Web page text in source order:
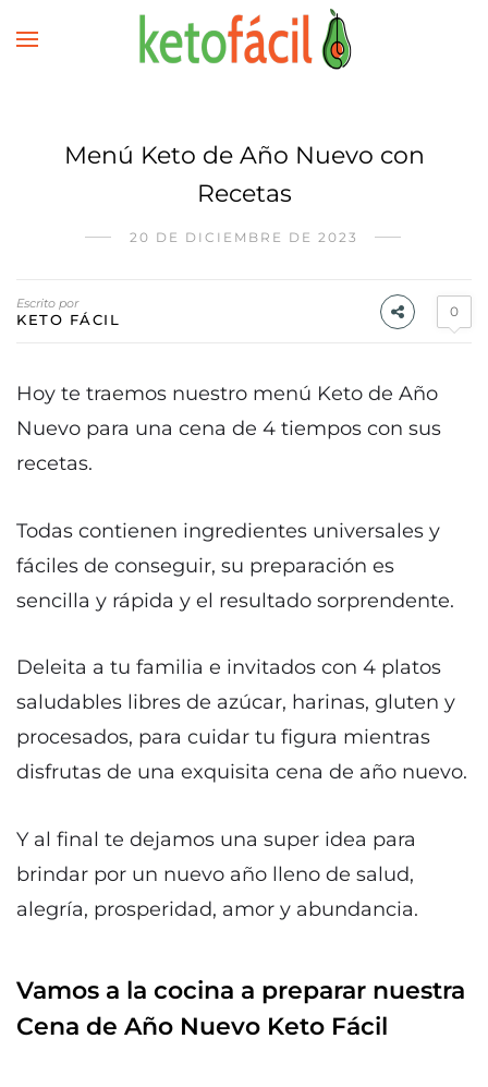
Menú Keto de Año Nuevo con
Recetas
20 DE DICIEMBRE DE 2023
Escrito por
KETO FÁCIL 0
Hoy te traemos nuestro menú Keto de Año
Nuevo para una cena de 4 tiempos con sus
recetas.
Todas contienen ingredientes universales y
fáciles de conseguir, su preparación es
sencilla y rápida y el resultado sorprendente.
Deleita a tu familia e invitados con 4 platos
saludables libres de azúcar, harinas, gluten y
procesados, para cuidar tu figura mientras
disfrutas de una exquisita cena de año nuevo.
Y al final te dejamos una super idea para
brindar por un nuevo año lleno de salud,
alegría, prosperidad, amor y abundancia.
Vamos a la cocina a preparar nuestra
Cena de Año Nuevo Keto Fácil